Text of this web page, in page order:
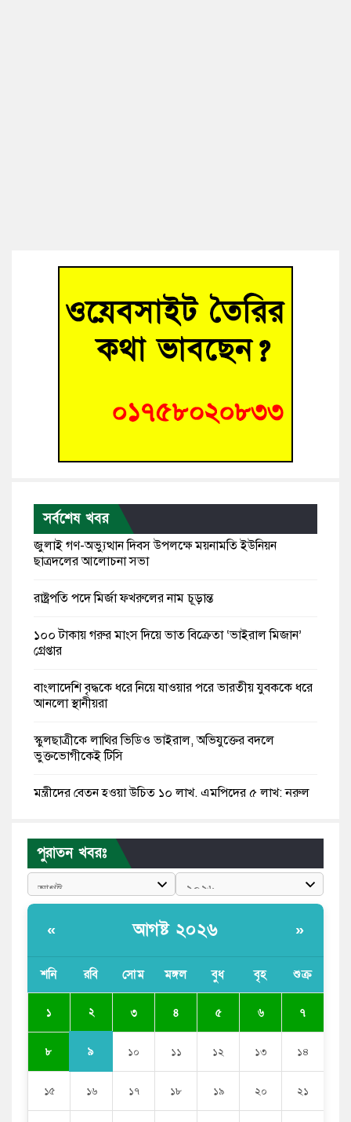
সর্বশেষ খবর
জুলাই গণ-অভ্যুত্থান দিবস উপলক্ষে ময়নামতি ইউনিয়ন
ছাত্রদলের আলোচনা সভা
রাষ্ট্রপতি পদে মির্জা ফখরুলের নাম চূড়ান্ত
১০০ টাকায় গরুর মাংস দিয়ে ভাত বিক্রেতা ‘ভাইরাল মিজান’
গ্রেপ্তার
বাংলাদেশি বৃদ্ধকে ধরে নিয়ে যাওয়ার পরে ভারতীয় যুবককে ধরে
আনলো স্থানীয়রা
স্কুলছাত্রীকে লাথির ভিডিও ভাইরাল, অভিযুক্তের বদলে
ভুক্তভোগীকেই টিসি
মন্ত্রীদের বেতন হওয়া উচিত ১০ লাখ, এমপিদের ৫ লাখ: নুরুল
রাষ্ট্রপতি পদে প্রস্তাব পাননি ড. ইউনূস, বিএনপির বিবেচনায় মির্জা
ফখরুল
আধা কিলোমিটারের কাজ চলছে মাসের পর মাস: কুমিল্লার
পাঠাতেন ইসলামী বিশ্ববিদ্যালয়ের ছাত্রী
এনসিপি নেতা
পুরাতন খবরঃ
« আগষ্ট ২০২৬ »
শনি রবি সোম মঙ্গল বুধ বৃহ শুক্র
১ ২ ৩ ৪ ৫ ৬ ৭
৮ ৯ ১০ ১১ ১২ ১৩ ১৪
১৫ ১৬ ১৭ ১৮ ১৯ ২০ ২১